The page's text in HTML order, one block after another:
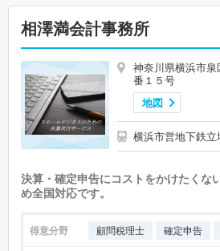
相澤満会計事務所
神奈川県横浜市泉
番１５号
地図
横浜市営地下鉄立
決算・確定申告にコストをかけたく
め全国対応です。
得意分野 顧問税理士 確定申告